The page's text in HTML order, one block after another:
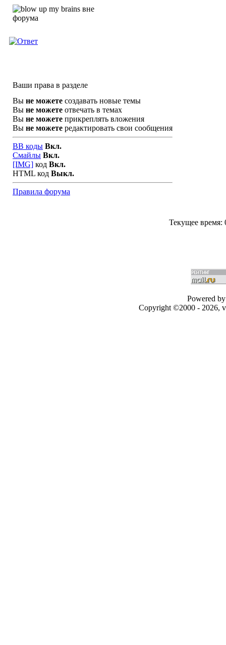
Ваши права в разделе
Вы не можете создавать новые темы
Вы не можете отвечать в темах
Вы не можете прикреплять вложения
Вы не можете редактировать свои сообщения
BB коды Вкл.
Смайлы Вкл.
[IMG] код Вкл.
HTML код Выкл.
Правила форума
Текущее время:
Powered
Copyright ©2000 - 2026,